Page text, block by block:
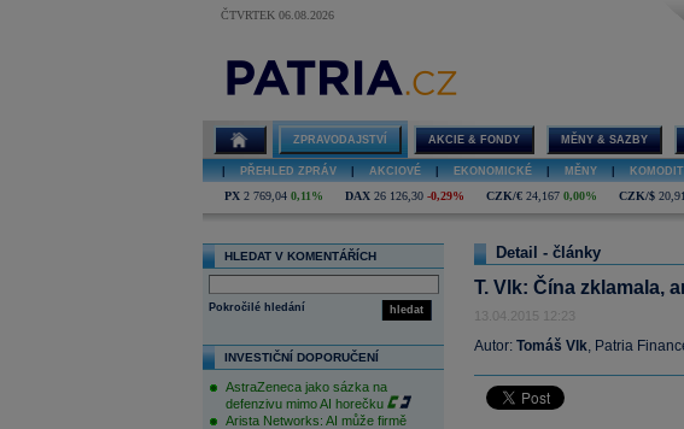
ČTVRTEK 06.08.2026
ZPRAVODAJSTVÍ AKCIE & FONDY MĚNY & SAZBY
PŘEHLED ZPRÁV AKCIOVÉ EKONOMICKÉ MĚNY
PX 2 769,04 0,11% DAX 26 126,30 -0,29% CZK/€ 24,167 0,00% CZK/$
HLEDAT V KOMENTÁŘÍCH
hledat
Pokročilé hledání
INVESTIČNÍ DOPORUČENÍ
AstraZeneca jako sázka na
defenzivu mimo AI horečku
Arista Networks: AI může firmě
Detail - články
T. Vlk: Čína zklamala,
13.04.2015 12:23
Autor: Tomáš Vlk, Patria